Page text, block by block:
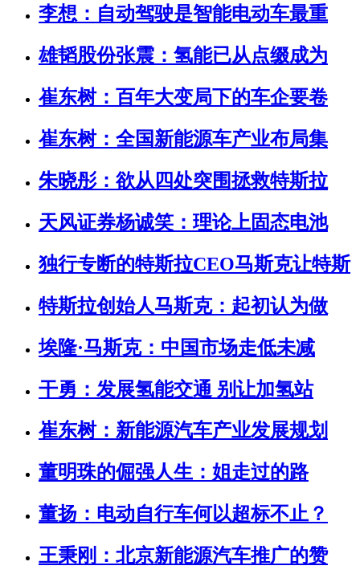
李想：自动驾驶是智能电动车最重
雄韬股份张震：氢能已从点缀成为
崔东树：百年大变局下的车企要卷
崔东树：全国新能源车产业布局集
朱晓彤：欲从四处突围拯救特斯拉
天风证券杨诚笑：理论上固态电池
独行专断的特斯拉CEO马斯克让特斯
特斯拉创始人马斯克：起初认为做
埃隆·马斯克：中国市场走低未减
干勇：发展氢能交通 别让加氢站
崔东树：新能源汽车产业发展规划
董明珠的倔强人生：姐走过的路
董扬：电动自行车何以超标不止？
王秉刚：北京新能源汽车推广的赞